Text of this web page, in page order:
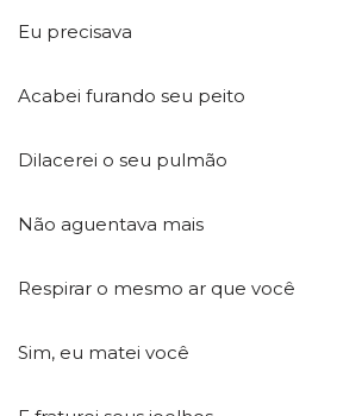
Eu precisava
Acabei furando seu peito
Dilacerei o seu pulmão
Não aguentava mais
Respirar o mesmo ar que você
Sim, eu matei você